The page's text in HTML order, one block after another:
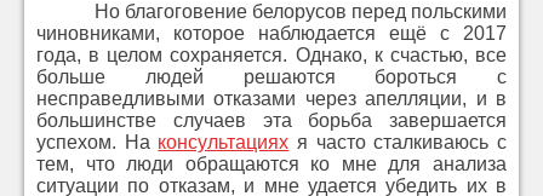
Но благоговение белорусов перед польскими
чиновниками, которое наблюдается ещё с 2017
года, в целом сохраняется. Однако, к счастью, все
больше людей решаются бороться с
несправедливыми отказами через апелляции, и в
большинстве случаев эта борьба завершается
успехом. На консультациях я часто сталкиваюсь с
тем, что люди обращаются ко мне для анализа
ситуации по отказам, и мне удается убедить их в